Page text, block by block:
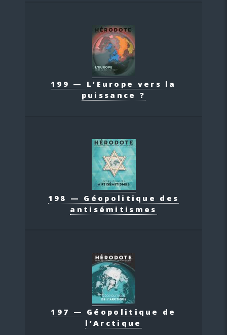
199 — L’Europe vers la
puissance ?
198 — Géopolitique des
antisémitismes
197 — Géopolitique de
l’Arctique